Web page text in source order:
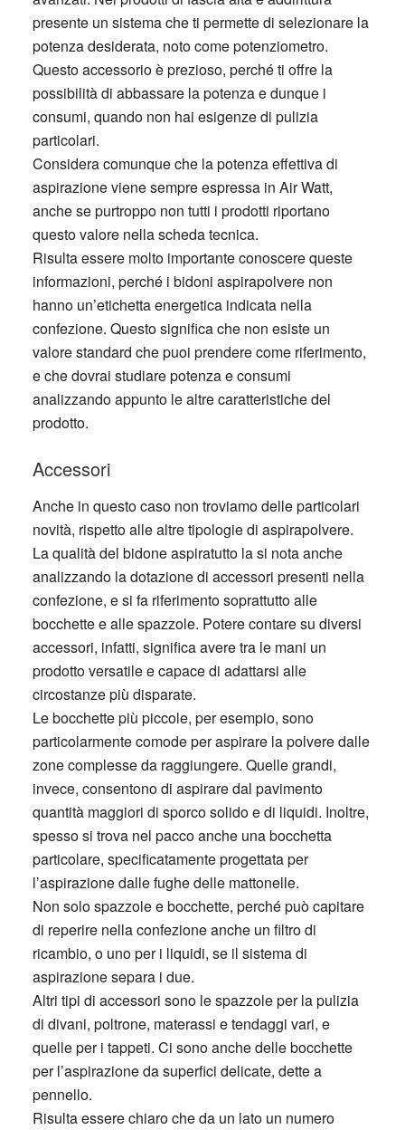
presente un sistema che ti permette di selezionare la
potenza desiderata, noto come potenziometro.
Questo accessorio è prezioso, perché ti offre la
possibilità di abbassare la potenza e dunque i
consumi, quando non hai esigenze di pulizia
particolari.
Considera comunque che la potenza effettiva di
aspirazione viene sempre espressa in Air Watt,
anche se purtroppo non tutti i prodotti riportano
questo valore nella scheda tecnica.
Risulta essere molto importante conoscere queste
informazioni, perché i bidoni aspirapolvere non
hanno un’etichetta energetica indicata nella
confezione. Questo significa che non esiste un
valore standard che puoi prendere come riferimento,
e che dovrai studiare potenza e consumi
analizzando appunto le altre caratteristiche del
prodotto.
Accessori
Anche in questo caso non troviamo delle particolari
novità, rispetto alle altre tipologie di aspirapolvere.
La qualità del bidone aspiratutto la si nota anche
analizzando la dotazione di accessori presenti nella
confezione, e si fa riferimento soprattutto alle
bocchette e alle spazzole. Potere contare su diversi
accessori, infatti, significa avere tra le mani un
prodotto versatile e capace di adattarsi alle
circostanze più disparate.
Le bocchette più piccole, per esempio, sono
particolarmente comode per aspirare la polvere dalle
zone complesse da raggiungere. Quelle grandi,
invece, consentono di aspirare dal pavimento
quantità maggiori di sporco solido e di liquidi. Inoltre,
spesso si trova nel pacco anche una bocchetta
particolare, specificatamente progettata per
l’aspirazione dalle fughe delle mattonelle.
Non solo spazzole e bocchette, perché può capitare
di reperire nella confezione anche un filtro di
ricambio, o uno per i liquidi, se il sistema di
aspirazione separa i due.
Altri tipi di accessori sono le spazzole per la pulizia
di divani, poltrone, materassi e tendaggi vari, e
quelle per i tappeti. Ci sono anche delle bocchette
per l’aspirazione da superfici delicate, dette a
pennello.
Risulta essere chiaro che da un lato un numero